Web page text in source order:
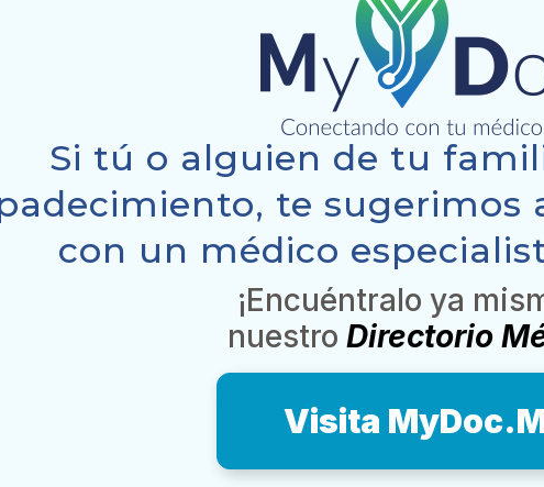
Si tú o alguien de tu
te sugerimos
con un médico
¡Encuéntralo ya
nuestro Directorio
Visita